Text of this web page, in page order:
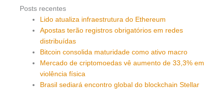
Posts recentes
Lido atualiza infraestrutura do Ethereum
Apostas terão registros obrigatórios em redes
distribuídas
Bitcoin consolida maturidade como ativo macro
Mercado de criptomoedas vê aumento de 33,3% em
violência física
Brasil sediará encontro global do blockchain Stellar